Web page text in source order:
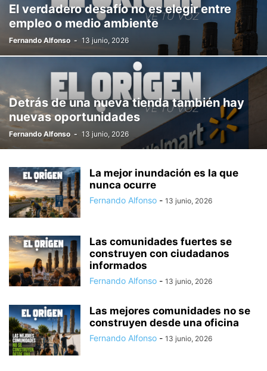
POLÍTICA PUBLICIDAD QUIÉNES SOMOS REGIONAL
SECTOR LABORAL SEGURIDAD SEGURIDAD SOCIEDAD
TENDENCIAS TEPEJI TEPETITLÁN TEZONTEPEC DE ALDAMA
TIZAYUCA TLAXCOAPAN TULA TURISMO VE TU VOZ
VIDA SALUDABLE VOTO LIBRE
El verdadero desafío no es elegir entre
empleo o medio ambiente
Fernando Alfonso - 13 junio, 2026
Detrás de una nueva tienda también hay
nuevas oportunidades
Fernando Alfonso - 13 junio, 2026
La mejor inundación es la que
nunca ocurre
Fernando Alfonso - 13 junio, 2026
Las comunidades fuertes se
construyen con ciudadanos
informados
Fernando Alfonso - 13 junio, 2026
Las mejores comunidades no se
construyen desde una oficina
Fernando Alfonso - 13 junio, 2026